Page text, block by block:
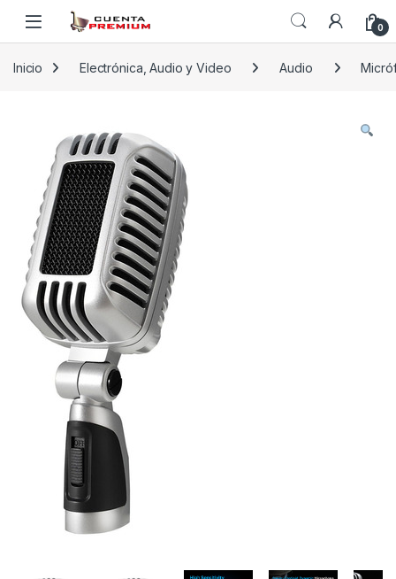
Skip to navigation
Skip to content
0
Inicio Electrónica, Audio y Video Audio